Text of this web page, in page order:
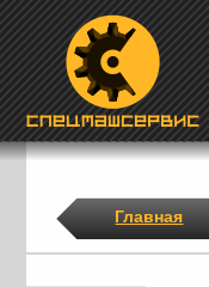
Главная